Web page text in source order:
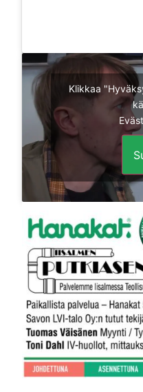
Klikkaa